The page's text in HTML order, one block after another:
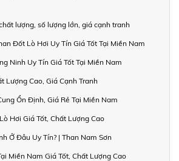
lượng, số lượng lớn, giá cạnh tranh
Đốt Lò Hơi Uy Tín Giá Tốt Tại Miền Nam
Ninh Uy Tín Giá Tốt Tại Miền Nam
Lượng Cao, Giá Cạnh Tranh
Ổn Định, Giá Rẻ Tại Miền Nam
Hơi Giá Tốt, Chất Lượng Cao
Ở Đâu Uy Tín? | Than Nam Sơn
Miền Nam Giá Tốt, Chất Lượng Cao